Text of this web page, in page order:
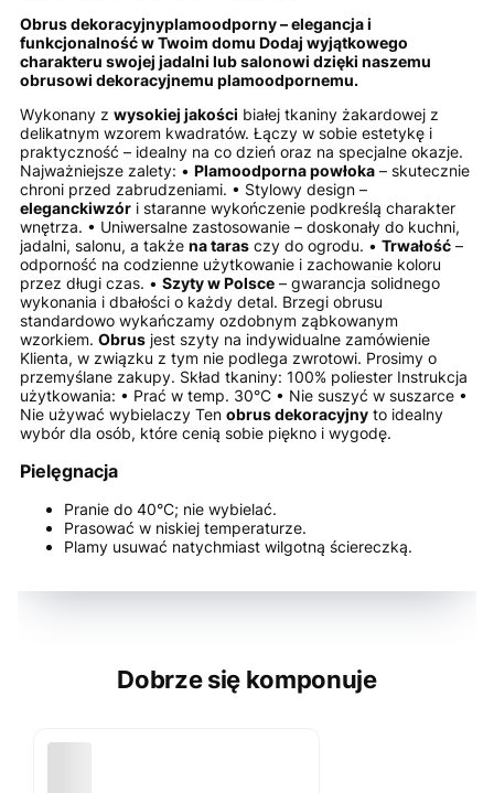
Obrusdekoracyjnyplamoodporny– elegancja i
funkcjonalność w Twoim domu Dodaj wyjątkowego
charakteru swojej jadalni lub salonowi dzięki naszemu
obrusowi dekoracyjnemu plamoodpornemu.
Wykonany z wysokiej jakości białej tkaniny żakardowej z
delikatnym wzorem kwadratów. Łączy w sobie estetykę i
praktyczność – idealny na co dzień oraz na specjalne okazje.
Najważniejsze zalety: • Plamoodporna powłoka – skutecznie
chroni przed zabrudzeniami. • Stylowy design –
eleganckiwzór i staranne wykończenie podkreślą charakter
wnętrza. • Uniwersalne zastosowanie – doskonały do kuchni,
jadalni, salonu, a także na taras czy do ogrodu. • Trwałość –
odporność na codzienne użytkowanie i zachowanie koloru
przez długi czas. • Szyty w Polsce – gwarancja solidnego
wykonania i dbałości o każdy detal. Brzegi obrusu
standardowo wykańczamy ozdobnym ząbkowanym
wzorkiem. Obrus jest szyty na indywidualne zamówienie
Klienta, w związku z tym nie podlega zwrotowi. Prosimy o
przemyślane zakupy. Skład tkaniny: 100% poliester Instrukcja
użytkowania: • Prać w temp. 30°C • Nie suszyć w suszarce •
Nie używać wybielaczy Ten obrusdekoracyjny to idealny
wybór dla osób, które cenią sobie piękno i wygodę.
Pielęgnacja
Pranie do 40°C; nie wybielać.
Prasować w niskiej temperaturze.
Plamy usuwać natychmiast wilgotną ściereczką.
Dobrze się komponuje